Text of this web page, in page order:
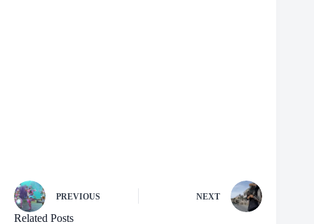
PREVIOUS NEXT
Related Posts